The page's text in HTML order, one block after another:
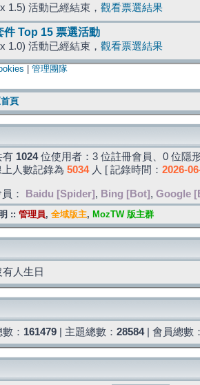
1.5) 活動已經結束， 觀看票選結果
件 Top 15 票選活動
1.0) 活動已經結束， 觀看票選結果
管理團隊
頁
有 1024位使用者：3 位註冊會員、0 位隱
人數記錄為 5034人 [ 記錄時間： 2026-
： Baidu [Spider] , Bing [Bot] , Google
:: 管理員, 全域版主, MozTW 版主群
人生日
： 161479 | 主題總數： 28584| 會員總數